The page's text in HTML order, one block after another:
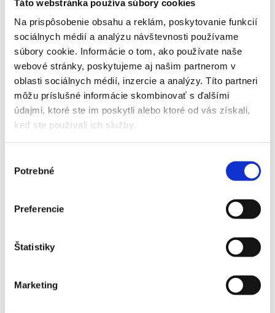
Táto webstránka používa súbory cookies
Na prispôsobenie obsahu a reklám, poskytovanie funkcií
sociálnych médií a analýzu návštevnosti používame
súbory cookie. Informácie o tom, ako používate naše
webové stránky, poskytujeme aj našim partnerom v
oblasti sociálnych médií, inzercie a analýzy. Títo partneri
môžu príslušné informácie skombinovať s ďalšími
údajmi, ktoré ste im poskytli alebo ktoré od vás získali,
keď ste používali ich služby.
súhlasu
Potrebné
Preferencie
Štatistiky
Marketing
A37
Pivnica
1,47 m²
Spolu
48,40 m² + 10,62 m² balkón + 1,47 m² pivnica
Keramické byty v Energetickej triede A0
Kúrenie aj chladenie tepelným čerpadlom
Exteriér